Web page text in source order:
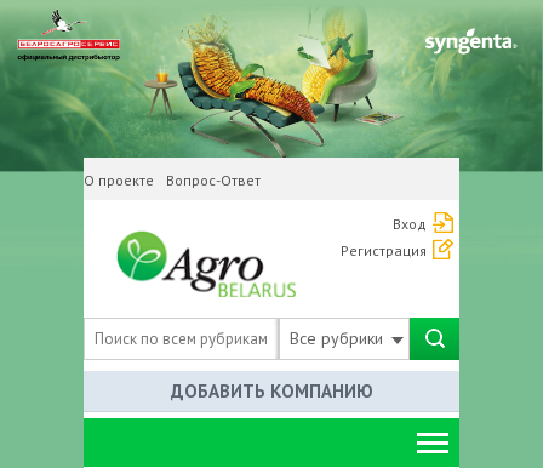
О проекте Вопрос-Ответ
Вход
Регистрация
Все рубрики
ДОБАВИТЬ КОМПАНИЮ